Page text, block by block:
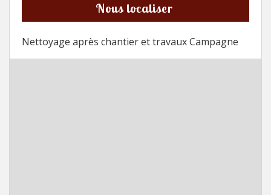
Nous localiser
Nettoyage après chantier et travaux Campagne